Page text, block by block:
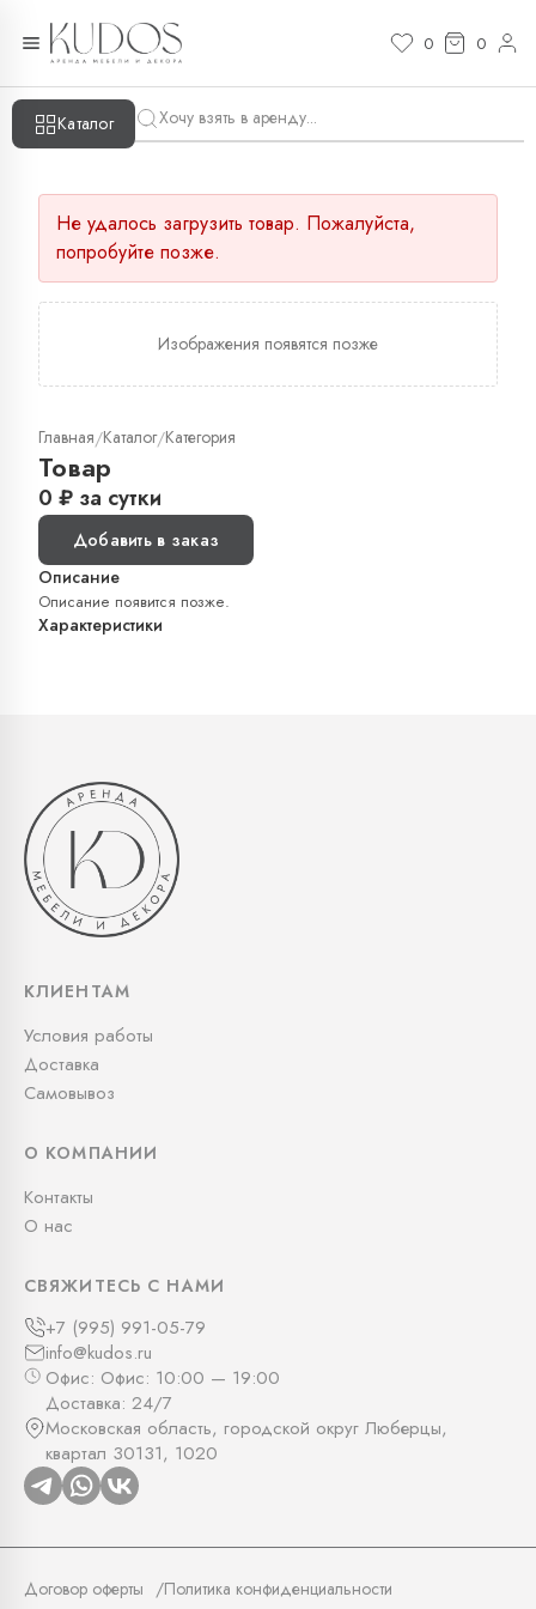
0 0
Каталог
Не удалось загрузить товар. Пожалуйста,
попробуйте позже.
Изображения появятся позже
Главная/Каталог/Категория
Товар
0 ₽ за сутки
Добавить в заказ
Описание
Описание появится позже.
Характеристики
КЛИЕНТАМ
Условия работы
Доставка
Самовывоз
О КОМПАНИИ
Контакты
О нас
СВЯЖИТЕСЬ С НАМИ
+7 (995) 991-05-79
info@kudos.ru
Офис: Офис: 10:00 — 19:00
Доставка: 24/7
Московская область, городской округ Люберцы,
квартал 30131, 1020
Договор оферты Политика конфиденциальности